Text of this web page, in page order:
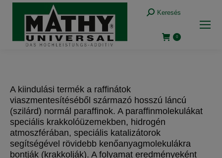
Keresés:
Keresés
0
A kiindulási termék a raffinátok
viaszmentesítéséből származó hosszú láncú
(szilárd) normál paraffinok. A paraffinmolekulákat
speciális krakkolóüzemekben, hidrogén
atmoszférában, speciális katalizátorok
segítségével rövidebb kenőanyagmolekulákra
bontják (krakkolják). A folyamat eredményeként